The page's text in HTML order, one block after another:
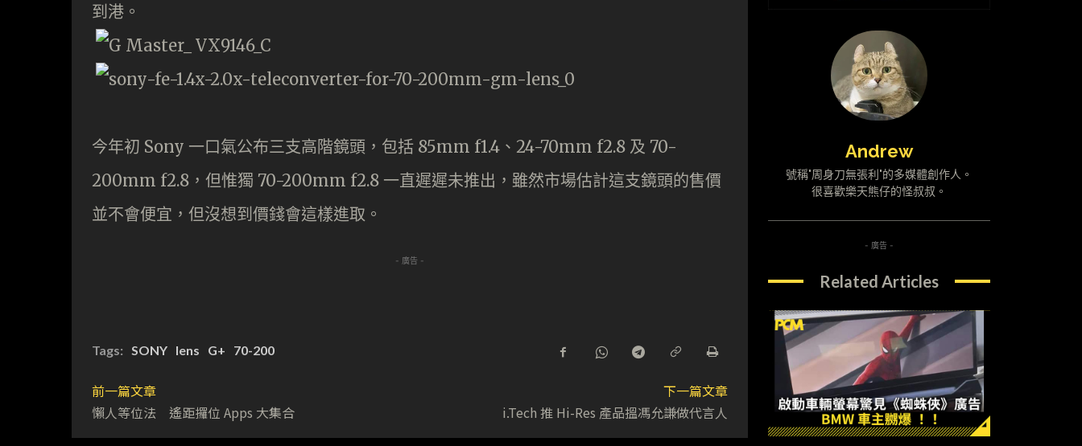
到港。
今年初 Sony 一口氣公布三支高階鏡頭，包括 85mm f1.4、24-70mm f2.8 及 70-
200mm f2.8，但惟獨 70-200mm f2.8 一直遲遲未推出，雖然市場估計這支鏡頭的售價
並不會便宜，但沒想到價錢會這樣進取。
- 廣告 -
Tags: SONY lens G+ 70-200
前一篇文章
懶人等位法 遙距攞位 Apps 大集合
下一篇文章
i.Tech 推 Hi-Res 產品搵馮允謙做代言人
Andrew
號稱"周身刀無張利"的多媒體創作人。
很喜歡樂天熊仔的怪叔叔。
- 廣告 -
Related Articles